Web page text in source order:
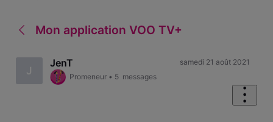
Mon application VOO TV+
J
JenT
Promeneur • 5 messages
samedi 21 août 2021